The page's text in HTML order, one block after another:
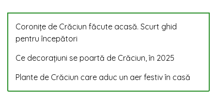
Coronițe de Crăciun făcute acasă. Scurt ghid
pentru începători
Ce decorațiuni se poartă de Crăciun, în 2025
Plante de Crăciun care aduc un aer festiv în casă